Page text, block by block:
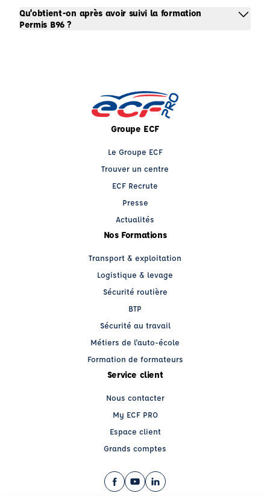
Qu'obtient-on après avoir suivi la formation
Permis B96 ?
Groupe ECF
Le Groupe ECF
Trouver un centre
ECF Recrute
Presse
Actualités
Nos Formations
Transport & exploitation
Logistique & levage
Sécurité routière
BTP
Sécurité au travail
Métiers de l'auto-école
Formation de formateurs
Service client
Nous contacter
My ECF PRO
Espace client
Grands comptes
Facebook (nouvelle fenêtre)
YouTube (nouvelle fenêtre)
LinkedIn (nouvelle fenêtre)